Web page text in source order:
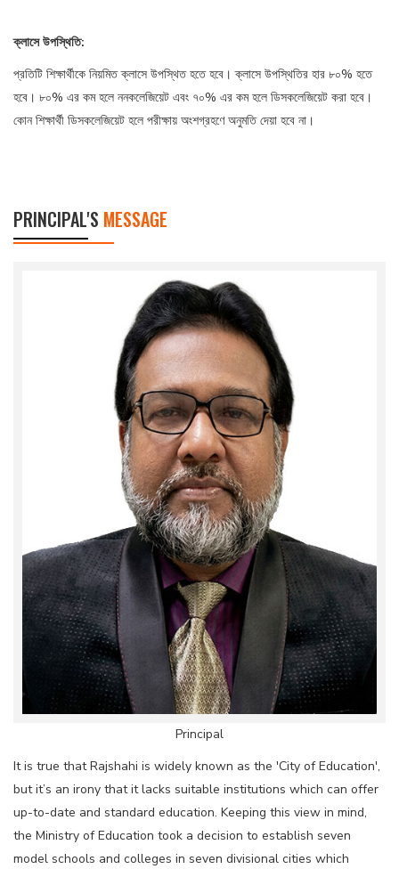
ক্লাসেউপস্থিতি:
প্রতিটি শিক্ষার্থীকে নিয়মিত ক্লাসে উপস্থিত হতে হবে। ক্লাসে উপস্থিতির হার ৮০% হতে
হবে। ৮০% এর কম হলে ননকলেজিয়েট এবং ৭০% এর কম হলে ডিসকলেজিয়েট করা হবে।
কোন শিক্ষার্থী ডিসকলেজিয়েট হলে পরীক্ষায় অংশগ্রহণে অনুমতি দেয়া হবে না।
PRINCIPAL'S MESSAGE
Principal
It is true that Rajshahi is widely known as the 'City of Education',
but it’s an irony that it lacks suitable institutions which can offer
up-to-date and standard education. Keeping this view in mind,
the Ministry of Education took a decision to establish seven
model schools and colleges in seven divisional cities which